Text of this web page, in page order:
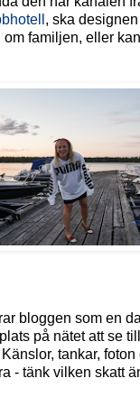
, ska
om familjen, eller
bloggen som en
på nätet att se
tankar,
- tänk vilken skatt